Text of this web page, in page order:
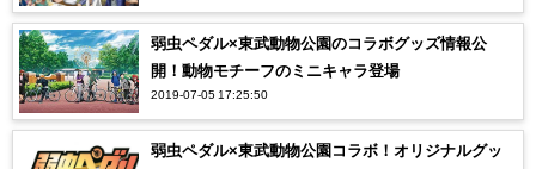
弱虫ペダル×東武動物公園のコラボグッズ情報公
開！動物モチーフのミニキャラ登場
2019-07-05 17:25:50
弱虫ペダル×東武動物公園コラボ！オリジナルグッ